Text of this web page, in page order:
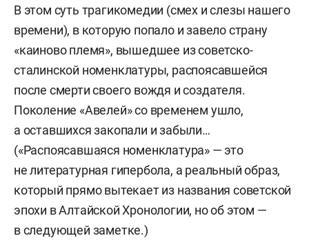
В этом суть трагикомедии (смех и слезы нашего
времени), в которую попало и завело страну
«каиново племя», вышедшее из советско-
сталинской номенклатуры, распоясавшейся
после смерти своего вождя и создателя.
Поколение «Авелей» со временем ушло,
а оставшихся закопали и забыли…
(«Распоясавшаяся номенклатура» — это
не литературная гипербола, а реальный образ,
который прямо вытекает из названия советской
эпохи в Алтайской Хронологии, но об этом —
в следующей заметке.)